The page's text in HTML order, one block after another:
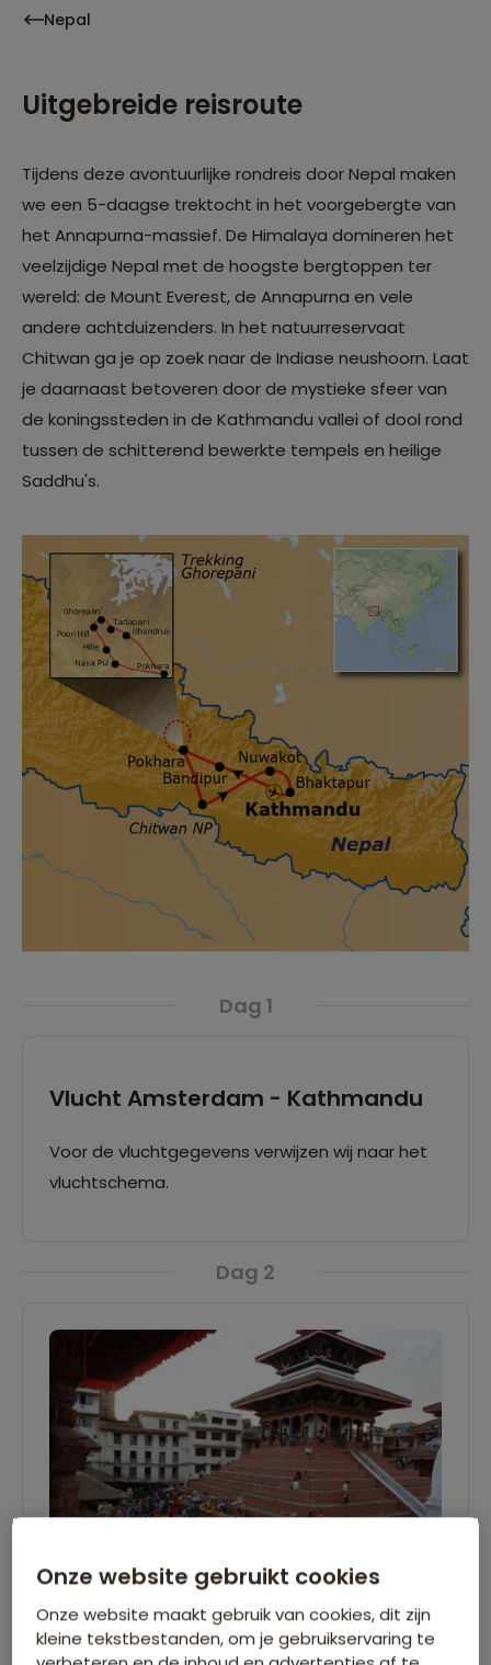
Nepal
Uitgebreide reisroute
Tijdens deze avontuurlijke rondreis door Nepal maken
we een 5-daagse trektocht in het voorgebergte van
het Annapurna-massief. De Himalaya domineren het
veelzijdige Nepal met de hoogste bergtoppen ter
wereld: de Mount Everest, de Annapurna en vele
andere achtduizenders. In het natuurreservaat
Chitwan ga je op zoek naar de Indiase neushoorn. Laat
je daarnaast betoveren door de mystieke sfeer van
de koningssteden in de Kathmandu vallei of dool rond
tussen de schitterend bewerkte tempels en heilige
Saddhu's.
Dag 1
Vlucht Amsterdam - Kathmandu
Voor de vluchtgegevens verwijzen wij naar het
vluchtschema.
Dag 2
Aankomst Kathmandu
Onze website gebruikt cookies
Onze website maakt gebruik van cookies, dit zijn
kleine tekstbestanden, om je gebruikservaring te